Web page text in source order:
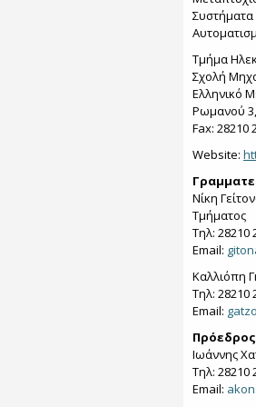
Τμήμα
Σχολή
Ελληνικό
Ρωμανού 3,
Fax: 28210
Website:
Νίκη
Τμήματος
Τηλ: 28210
Email:
Καλλιόπη
Τηλ: 28210
Email:
Πρόεδρος
Ιωάννης
Τηλ: 28210
Email: